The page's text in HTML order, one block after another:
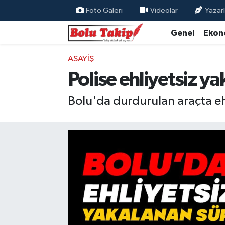
Foto Galeri Videolar
Genel
ASAYIŞ
Polise ehliyetsiz
Bolu'da durdurulan araçta